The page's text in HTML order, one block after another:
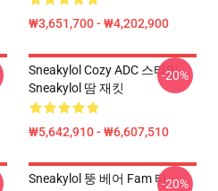
₩3,651,700 - ₩4,202,900
Sneakylol Cozy ADC 스타일
Sneakylol 땀 재킷
₩5,642,910 - ₩6,607,510
-20%
Sneakylol 뚱 베어 Fam 티-20%